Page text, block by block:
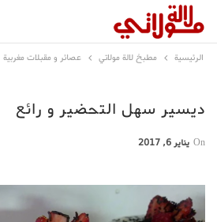
الرئيسية مطبخ لالة مولاتي عصائر و مقبلات مغربية
ديسير سهل التحضير و رائع
On يناير 6, 2017